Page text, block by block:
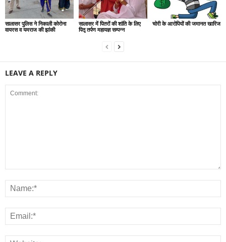
सालासर पुलिस ने निकाली कोरोना
वायरस व यमराज की झांकी
सालासर में पितरों की शांति के लिए
पितृ तर्पण महायज्ञ सम्पन्न
चोरी के आरोपियों की जमानत खारिज
LEAVE A REPLY